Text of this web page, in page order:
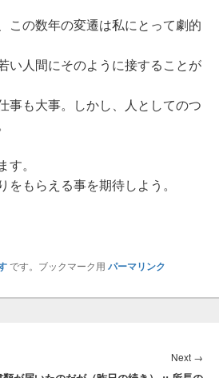
この数年の変遷は私にとって劇的
い人間にそのように接することが
事も大事。しかし、人としてのつ
。
もらえる事を期待しよう。
です。ブックマーク用 パーマリンク
Next →